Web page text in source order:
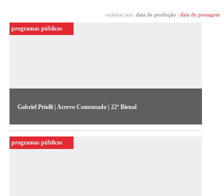
ordenar por: data de produção data de postagem
Gabriel Priolli | Acervo Comentado | 22ª Bienal
Gabriel Priolli comenta o vídeo e a televisão nos anos 1980.
programas públicos
programas públicos